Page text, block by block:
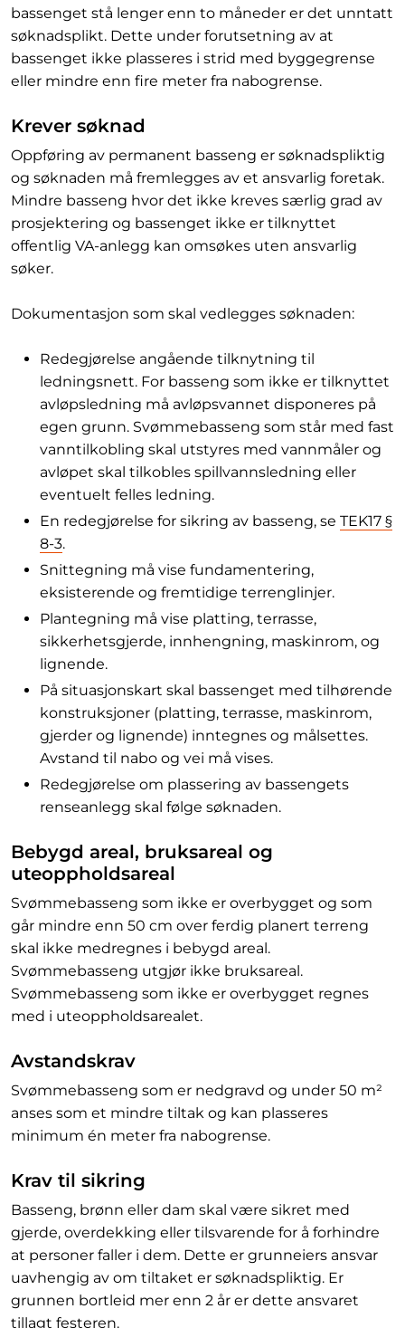
bassenget stå lenger enn to måneder er det unntatt
søknadsplikt. Dette under forutsetning av at
bassenget ikke plasseres i strid med byggegrense
eller mindre enn fire meter fra nabogrense.
Krever søknad
Oppføring av permanent basseng er søknadspliktig
og søknaden må fremlegges av et ansvarlig foretak.
Mindre basseng hvor det ikke kreves særlig grad av
prosjektering og bassenget ikke er tilknyttet
offentlig VA-anlegg kan omsøkes uten ansvarlig
søker.
Dokumentasjon som skal vedlegges søknaden:
Redegjørelse angående tilknytning til
ledningsnett. For basseng som ikke er tilknyttet
avløpsledning må avløpsvannet disponeres på
egen grunn. Svømmebasseng som står med fast
vanntilkobling skal utstyres med vannmåler og
avløpet skal tilkobles spillvannsledning eller
eventuelt felles ledning.
En redegjørelse for sikring av basseng, se TEK17 §
8-3.
Snittegning må vise fundamentering,
eksisterende og fremtidige terrenglinjer.
Plantegning må vise platting, terrasse,
sikkerhetsgjerde, innhengning, maskinrom, og
lignende.
På situasjonskart skal bassenget med tilhørende
konstruksjoner (platting, terrasse, maskinrom,
gjerder og lignende) inntegnes og målsettes.
Avstand til nabo og vei må vises.
Redegjørelse om plassering av bassengets
renseanlegg skal følge søknaden.
Bebygd areal, bruksareal og
uteoppholdsareal
Svømmebasseng som ikke er overbygget og som
går mindre enn 50 cm over ferdig planert terreng
skal ikke medregnes i bebygd areal.
Svømmebasseng utgjør ikke bruksareal.
Svømmebasseng som ikke er overbygget regnes
med i uteoppholdsarealet.
Avstandskrav
Svømmebasseng som er nedgravd og under 50 m²
anses som et mindre tiltak og kan plasseres
minimum én meter fra nabogrense.
Krav til sikring
Basseng, brønn eller dam skal være sikret med
gjerde, overdekking eller tilsvarende for å forhindre
at personer faller i dem. Dette er grunneiers ansvar
uavhengig av om tiltaket er søknadspliktig. Er
grunnen bortleid mer enn 2 år er dette ansvaret
tillagt festeren.